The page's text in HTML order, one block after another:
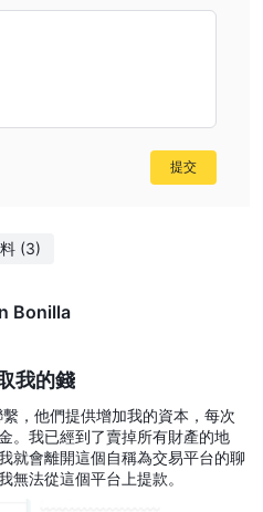
(3)
Bonilla
我的錢
，他們提供增加我的資本，每次
。我已經到了賣掉所有財產的地
就會離開這個自稱為交易平台的聊
無法從這個平台上提款。
提交